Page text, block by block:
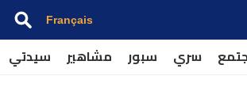
Français
سري سبور مشاهير سيدتي